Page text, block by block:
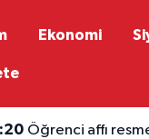
Ekonomi
Öğrenci affı